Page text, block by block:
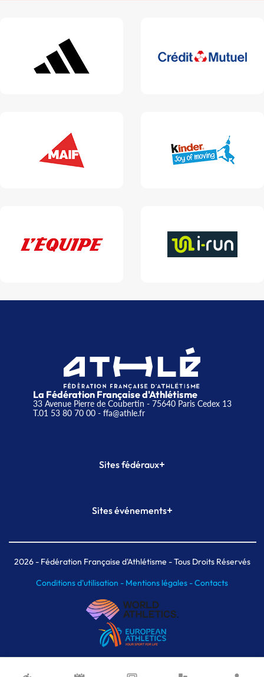
La Fédération Française d'Athlétisme
33 Avenue Pierre de Coubertin - 75640 Paris Cedex 13
T.01 53 80 70 00- ffa@athle.fr
Sites fédéraux+
Plateforme Formation
Sites événements+
Meeting de Paris indoor
MAIF Ekiden de Paris
2026- Fédération Française d'Athlétisme - Tous Droits Réservés
Conditions d'utilisation - Mentions légales -Contacts